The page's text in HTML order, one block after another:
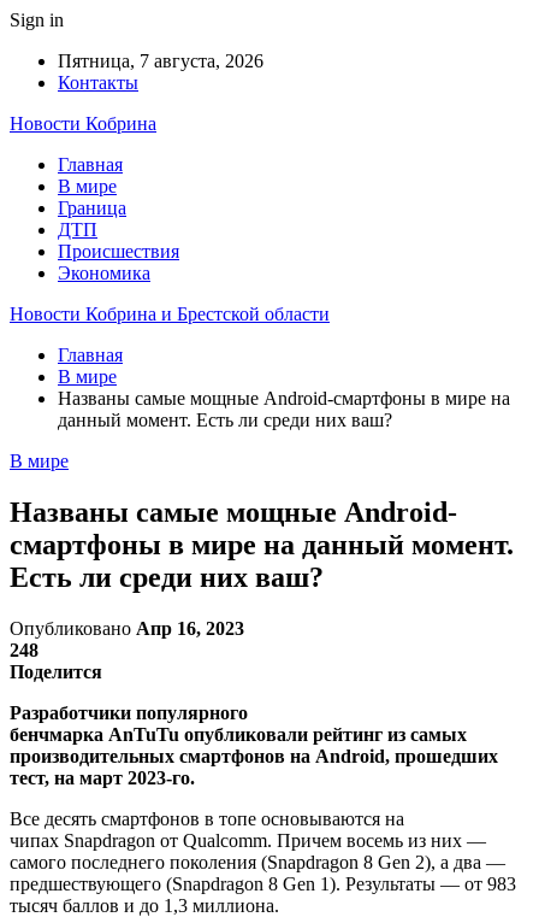
Sign in
Пятница, 7 августа, 2026
Контакты
Новости Кобрина
Главная
В мире
Граница
ДТП
Происшествия
Экономика
Новости Кобрина и Брестской области
Главная
В мире
Названы самые мощные Android-смартфоны в мире на
данный момент. Есть ли среди них ваш?
В мире
Названы самые мощные Android-
смартфоны в мире на данный момент.
Есть ли среди них ваш?
Опубликовано Апр 16, 2023
248
Поделится
Разработчики популярного
бенчмарка AnTuTu опубликовали рейтинг из самых
производительных смартфонов на Android, прошедших
тест, на март 2023-го.
Все десять смартфонов в топе основываются на
чипах Snapdragon от Qualcomm. Причем восемь из них —
самого последнего поколения (Snapdragon 8 Gen 2), а два —
предшествующего (Snapdragon 8 Gen 1). Результаты — от 983
тысяч баллов и до 1,3 миллиона.